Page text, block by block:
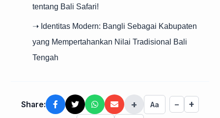
tentang Bali Safari!
➝ Identitas Modern: Bangli Sebagai Kabupaten
yang Mempertahankan Nilai Tradisional Bali
Tengah
Share: + Aa − +